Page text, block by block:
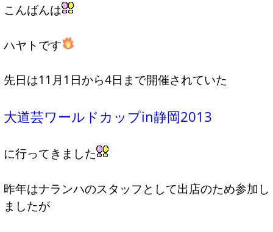
こんばんは
ハヤトです
先日は11月1日から4日まで開催されていた
大道芸ワールドカップin静岡2013
に行ってきました
昨年はナランハのスタッフとして出店のため参加し
ましたが